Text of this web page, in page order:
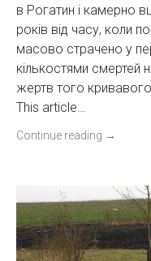
в Рогатин і камерно
років від часу, коли
масово страчено у
кількостями смертей
жертв того
This article…
Continue reading →